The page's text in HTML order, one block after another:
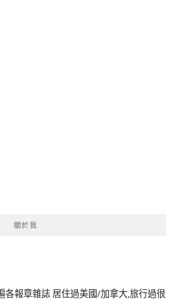
關於我
各報章雜誌 居住過美國/加拿大,旅行過很